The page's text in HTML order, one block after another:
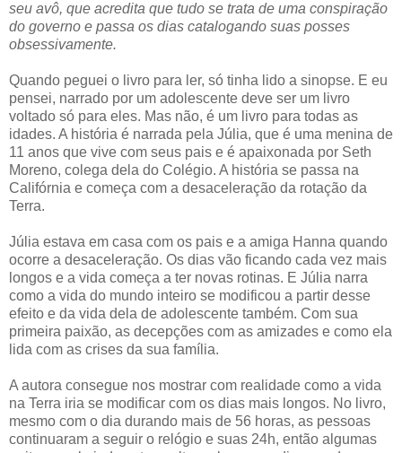
seu avô, que acredita que tudo se trata de uma conspiração
do governo e passa os dias catalogando suas posses
obsessivamente.
Quando peguei o livro para ler, só tinha lido a sinopse. E eu
pensei, narrado por um adolescente deve ser um livro
voltado só para eles. Mas não, é um livro para todas as
idades. A história é narrada pela Júlia, que é uma menina de
11 anos que vive com seus pais e é apaixonada por Seth
Moreno, colega dela do Colégio. A história se passa na
Califórnia e começa com a desaceleração da rotação da
Terra.
Júlia estava em casa com os pais e a amiga Hanna quando
ocorre a desaceleração. Os dias vão ficando cada vez mais
longos e a vida começa a ter novas rotinas. E Júlia narra
como a vida do mundo inteiro se modificou a partir desse
efeito e da vida dela de adolescente também. Com sua
primeira paixão, as decepções com as amizades e como ela
lida com as crises da sua família.
A autora consegue nos mostrar com realidade como a vida
na Terra iria se modificar com os dias mais longos. No livro,
mesmo com o dia durando mais de 56 horas, as pessoas
continuaram a seguir o relógio e suas 24h, então algumas